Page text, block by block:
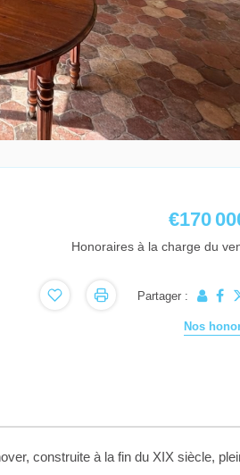
€170
Honoraires à la charge du
Partager :
Nos
construite à la fin du XIX siècle,